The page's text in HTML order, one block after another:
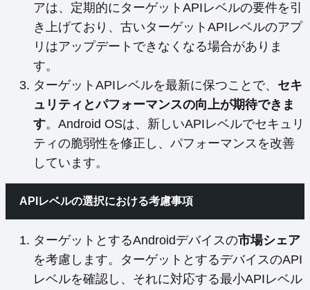
アは、定期的にターゲットAPIレベルの要件を引
き上げており、古いターゲットAPIレベルのアプ
リはアップデートできなくなる場合がありま
す。
ターゲットAPIレベルを最新に保つことで、 セキ
ュリティとパフォーマンスの向上が期待できま
す。Android OSは、新しいAPIレベルでセキュリ
ティの脆弱性を修正し、パフォーマンスを改善
しています。
APIレベルの選択における考慮事項
ターゲットとするAndroidデバイスの市場シェア
を考慮します。ターゲットとするデバイスのAPI
レベルを確認し、それに対応する最小APIレベル